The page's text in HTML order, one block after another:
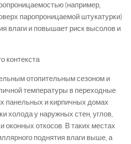
(например,
паропроницаемой штукатурки)
влаги и повышает риск высолов и
контекста
отопительным сезоном и
температуры в переходные
панельных и кирпичных домах
холода у наружных стен, углов,
оконных откосов. В таких местах
поднятия влаги выше, а